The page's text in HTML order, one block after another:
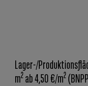
Lager-/
m2 ab 4,50 €/m2